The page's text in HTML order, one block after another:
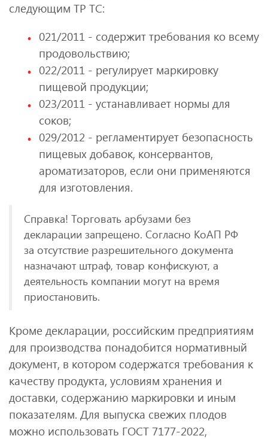
следующим ТР ТС:
021/2011 - содержит требования ко всему
продовольствию;
022/2011 - регулирует маркировку
пищевой продукции;
023/2011 - устанавливает нормы для
соков;
029/2012 - регламентирует безопасность
пищевых добавок, консервантов,
ароматизаторов, если они применяются
для изготовления.
Справка! Торговать арбузами без
декларации запрещено. Согласно КоАП РФ
за отсутствие разрешительного документа
назначают штраф, товар конфискуют, а
деятельность компании могут на время
приостановить.
Кроме декларации, российским предприятиям
для производства понадобится нормативный
документ, в котором содержатся требования к
качеству продукта, условиям хранения и
доставки, содержанию маркировки и иным
показателям. Для выпуска свежих плодов
можно использовать ГОСТ 7177-2022,